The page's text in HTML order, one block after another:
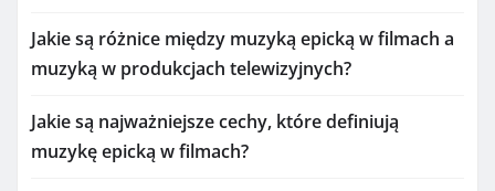
Jakie są różnice między muzyką epicką w filmach a
muzyką w produkcjach telewizyjnych?
Jakie są najważniejsze cechy, które definiują
muzykę epicką w filmach?